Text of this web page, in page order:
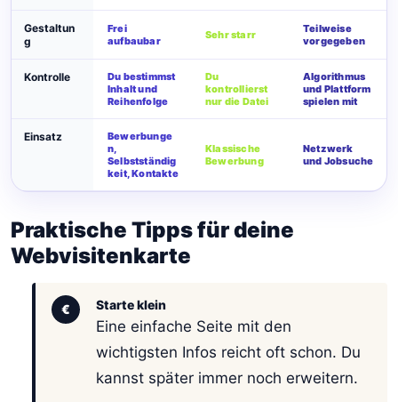
Gestaltun
g
Frei
aufbaubar
Sehr starr
Teilweise
vorgegeben
Kontrolle
Du bestimmst
Inhalt und
Reihenfolge
Du
kontrollierst
nur die Datei
Algorithmus
und Plattform
spielen mit
Einsatz
Bewerbunge
n,
Selbstständig
keit, Kontakte
Klassische
Bewerbung
Netzwerk
und Jobsuche
Praktische Tipps für deine
Webvisitenkarte
€ Starte klein
Eine einfache Seite mit den
wichtigsten Infos reicht oft schon. Du
kannst später immer noch erweitern.